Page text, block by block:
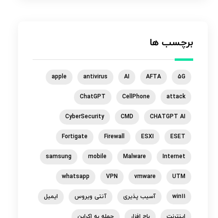
برچسب ها
5G
AFTA
AI
antivirus
apple
attack
CellPhone
ChatGPT
CHATGPT AI
CMD
CyberSecurity
ESET
ESXI
Firewall
Fortigate
Internet
Malware
mobile
samsung
UTM
vmware
VPN
whatsapp
win11 آسیب پذیری آنتی ویروس ایمیل